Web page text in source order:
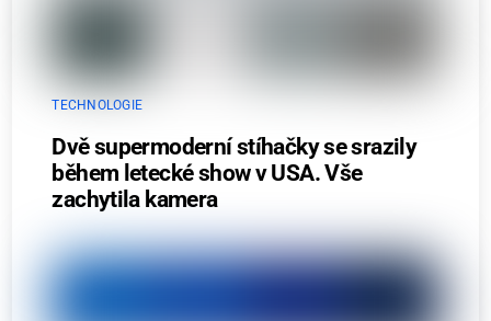
TECHNOLOGIE
Dvě supermoderní stíhačky se srazily
během letecké show v USA. Vše
zachytila kamera